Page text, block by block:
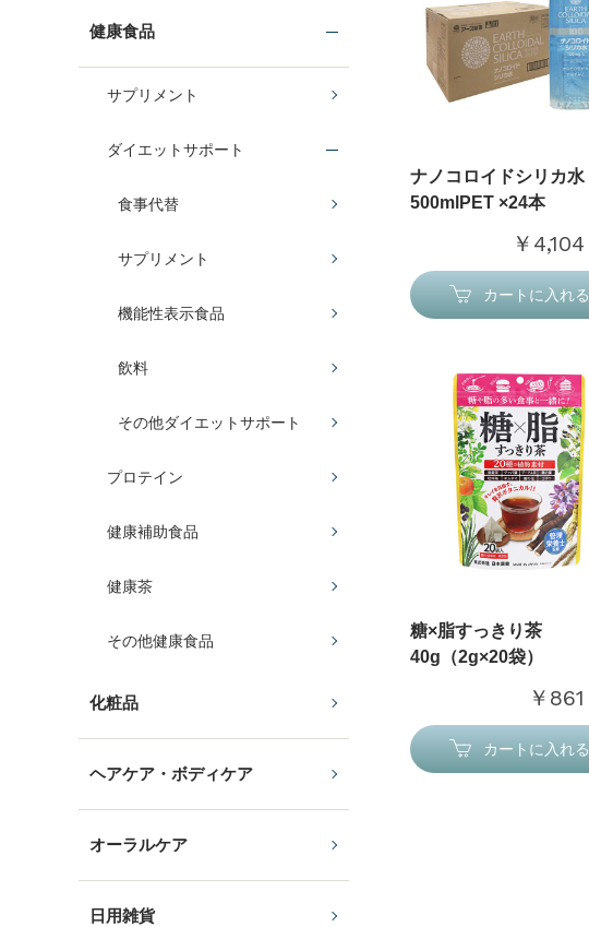
健康食品
サプリメント
ダイエットサポート
食事代替
サプリメント
機能性表示食品
飲料
その他ダイエットサポート
プロテイン
健康補助食品
健康茶
その他健康食品
化粧品
ヘアケア・ボディケア
オーラルケア
日用雑貨
ナノコロイドシリカ水
500mlPET ×24本
￥4,104
カートに入れる
糖×脂すっきり茶
40g（2g×20袋）
￥861
カートに入れる